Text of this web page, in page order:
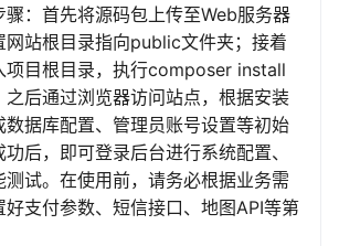
骤：首先将源码包上传至Web服务器
网站根目录指向public文件夹；接着
项目根目录，执行composer install
之后通过浏览器访问站点，根据安装
数据库配置、管理员账号设置等初始
后，即可登录后台进行系统配置、
测试。在使用前，请务必根据业务需
好支付参数、短信接口、地图API等第